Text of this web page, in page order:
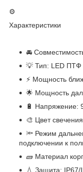
⚙️
Характеристики
🚘
💡 Тип: LED ПТФ
⚡ Мощность
🌟 Мощность
🔋 Напряжение:
🎨 Цвет
🔦 Режим
подключении к
🧱 Материал
💧 Защита: